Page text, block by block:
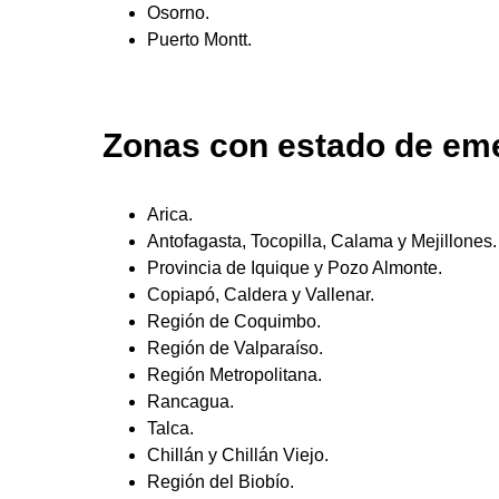
Osorno.
Puerto Montt.
Zonas con estado de
Arica.
Antofagasta, Tocopilla, Calama y Mejillones.
Provincia de Iquique y Pozo Almonte.
Copiapó, Caldera y Vallenar.
Región de Coquimbo.
Región de Valparaíso.
Región Metropolitana.
Rancagua.
Talca.
Chillán y Chillán Viejo.
Región del Biobío.